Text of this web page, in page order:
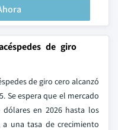
de giro
de giro cero alcanzó
Se espera que el mercado
en 2026 hasta los
una tasa de crecimiento